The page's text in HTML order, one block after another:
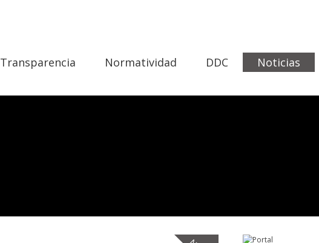
Transparencia Normatividad DDC Noticias